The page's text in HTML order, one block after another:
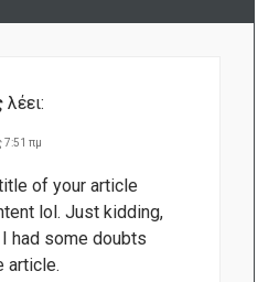
λέει:
7:51 πμ
title of your article
lol. Just kidding,
had some doubts
article.